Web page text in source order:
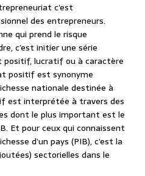
c’est
des entrepreneurs.
qui prend le risque
c’est initier une série
positif, lucratif ou à caractère
positif est synonyme
nationale destinée à
est interprétée à travers des
dont le plus important est le
Et pour ceux qui connaissent
d’un pays (PIB), c’est la
sectorielles dans le